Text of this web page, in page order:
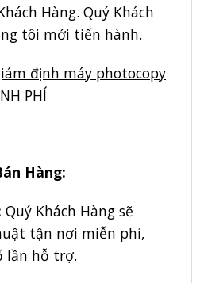
Hàng. Quý Khách
tôi mới tiến hành.
định máy photocopy
PHÍ
Hàng:
Quý Khách Hàng sẽ
tận nơi miễn phí,
lần hỗ trợ.